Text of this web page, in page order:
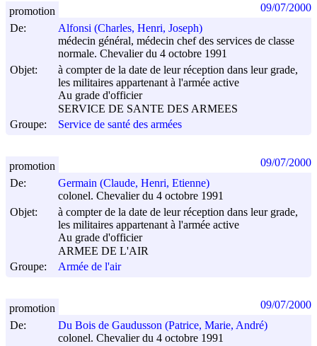
De:
Alfonsi (Charles, Henri, Joseph)
médecin général, médecin chef des services de classe
normale. Chevalier du 4 octobre 1991
Objet:
à compter de la date de leur réception dans leur grade,
les militaires appartenant à l'armée active
Au grade d'officier
SERVICE DE SANTE DES ARMEES
Groupe:
Service de santé des armées
promotion 09/07/2000
De:
Germain (Claude, Henri, Etienne)
colonel. Chevalier du 4 octobre 1991
Objet:
à compter de la date de leur réception dans leur grade,
les militaires appartenant à l'armée active
Au grade d'officier
ARMEE DE L'AIR
Groupe:
Armée de l'air
promotion 09/07/2000
De:
Du Bois de Gaudusson (Patrice, Marie, André)
colonel. Chevalier du 4 octobre 1991
promotion 09/07/2000